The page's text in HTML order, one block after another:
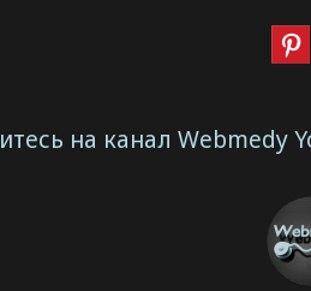
на канал Webmedy